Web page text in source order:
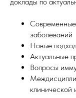
Современные
заболеваний
Новые
Актуальные
Вопросы
клинической